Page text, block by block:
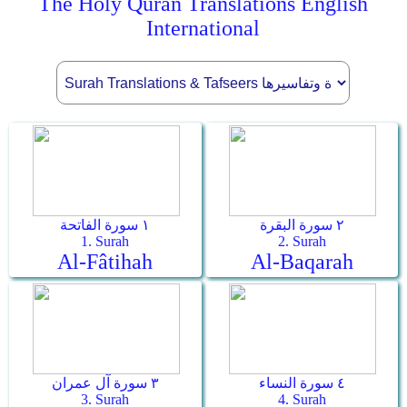
International
١ سورة الفاتحة
1. Surah
Al-Fâtihah
٢ سورة البقرة
2. Surah
Al-Baqarah
٣ سورة آل عمران
3. Surah
٤ سورة النساء
4. Surah